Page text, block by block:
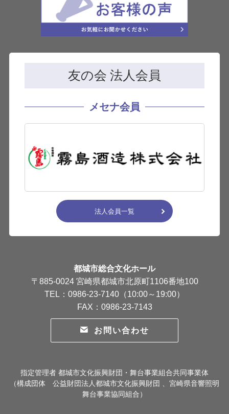
友の会 法人会員
メセナ会員
法人会員一覧
都城市総合文化ホール
〒885-0024 宮崎県都城市北原町1106番地100
TEL：0986-23-7140（10:00～19:00）
FAX：0986-23-7143
お問い合わせ
指定管理者 都城市文化振興財団・舞台事業組合共同事業体
（構成団体 公益財団法人都城市文化振興財団 、宮崎県音響照明
舞台事業協同組合）